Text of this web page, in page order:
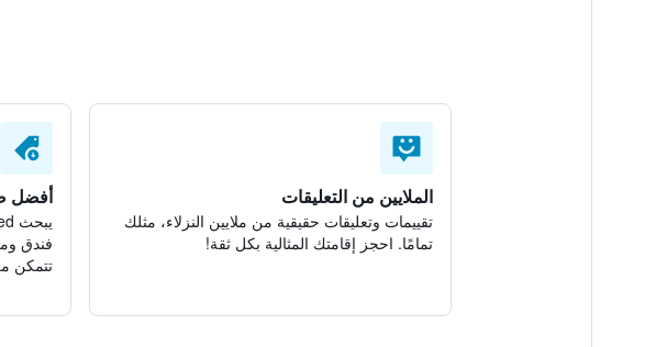
الملايين من التعليقات
تقييمات وتعليقات حقيقية من ملايين النزلاء، مثلك
تمامًا. احجز إقامتك المثالية بكل ثقة!
أفضل
فندق
تتمكن